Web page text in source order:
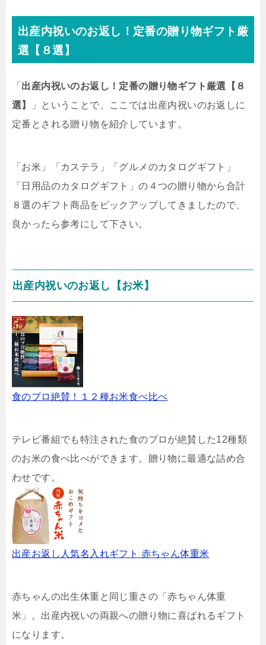
出産内祝いのお返し！定番の贈り物ギフト厳
選【８選】
「 出産内祝いのお返し！定番の贈り物ギフト厳選【８
選】
」ということで、ここでは出産内祝いのお返しに
定番とされる贈り物を紹介しています。
「お米」「カステラ」「グルメのカタログギフト」
「日用品のカタログギフト」の４つの贈り物から合計
８選のギフト商品をピックアップしてきましたので、
良かったら参考にして下さい。
出産内祝いのお返し【お米】
食のプロ絶賛！１２種お米食べ比べ
テレビ番組でも特注された食のプロが絶賛した12種類
のお米の食べ比べができます。贈り物に最適な詰め合
わせです。
出産お返し人気名入れギフト 赤ちゃん体重米
赤ちゃんの出生体重と同じ重さの「赤ちゃん体重
米」。出産内祝いの両親への贈り物に喜ばれるギフト
になります。